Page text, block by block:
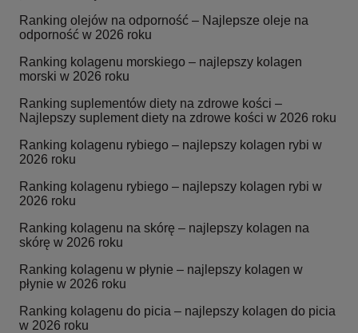
Ranking olejów na odporność – Najlepsze oleje na
odporność w 2026 roku
Ranking kolagenu morskiego – najlepszy kolagen
morski w 2026 roku
Ranking suplementów diety na zdrowe kości –
Najlepszy suplement diety na zdrowe kości w 2026 roku
Ranking kolagenu rybiego – najlepszy kolagen rybi w
2026 roku
Ranking kolagenu rybiego – najlepszy kolagen rybi w
2026 roku
Ranking kolagenu na skórę – najlepszy kolagen na
skórę w 2026 roku
Ranking kolagenu w płynie – najlepszy kolagen w
płynie w 2026 roku
Ranking kolagenu do picia – najlepszy kolagen do picia
w 2026 roku